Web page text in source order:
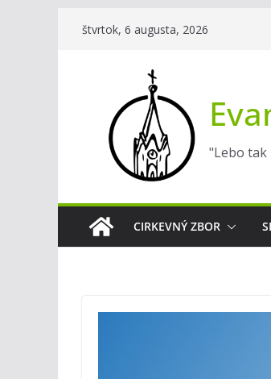
štvrtok, 6 augusta, 2026
"Lebo tak
CIRKEVNÝ ZBOR